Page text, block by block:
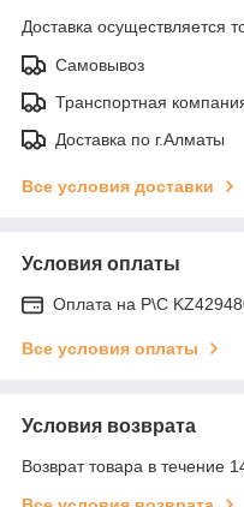
Доставка осуществляется
Самовывоз
Транспортная
Доставка по г.Алматы
Все условия доставки
Условия оплаты
Оплата на Р\С
Все условия оплаты
Условия возврата
Возврат товара в течение